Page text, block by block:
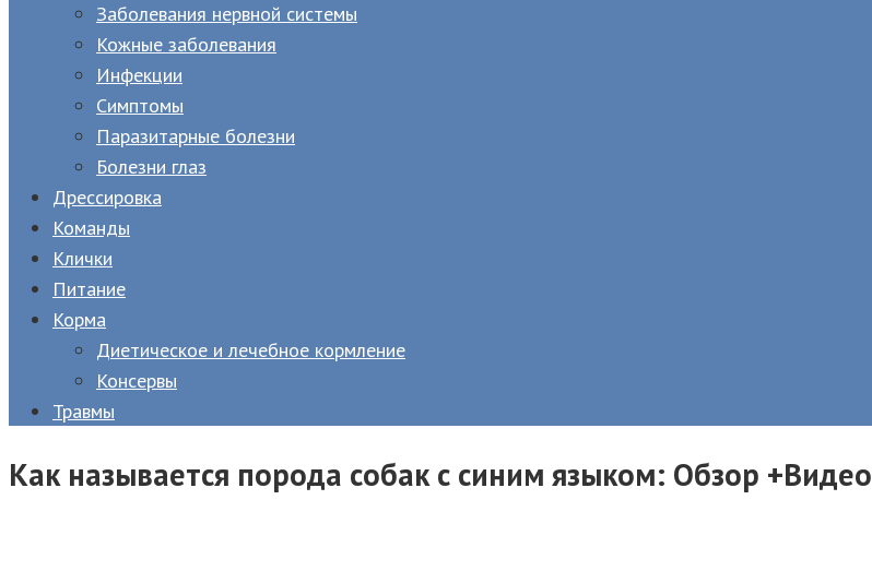
Заболевания нервной системы
Кожные заболевания
Инфекции
Симптомы
Паразитарные болезни
Болезни глаз
Дрессировка
Команды
Клички
Питание
Корма
Диетическое и лечебное кормление
Консервы
Травмы
Как называется порода собак с синим языком: Обзор +Видео